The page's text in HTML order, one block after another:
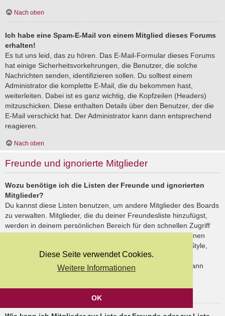
Diese Seite verwendet Cookies.
Weitere Informationen
OK
Nach oben
Ich habe eine Spam-E-Mail von einem Mitglied dieses Forums
erhalten!
Es tut uns leid, das zu hören. Das E-Mail-Formular dieses Forums
hat einige Sicherheitsvorkehrungen, die Benutzer, die solche
Nachrichten senden, identifizieren sollen. Du solltest einem
Administrator die komplette E-Mail, die du bekommen hast,
weiterleiten. Dabei ist es ganz wichtig, die Kopfzeilen (Headers)
mitzuschicken. Diese enthalten Details über den Benutzer, der die
E-Mail verschickt hat. Der Administrator kann dann entsprechend
reagieren.
Nach oben
Freunde und ignorierte Mitglieder
Wozu benötige ich die Listen der Freunde und ignorierten
Mitglieder?
Du kannst diese Listen benutzen, um andere Mitglieder des Boards
zu verwalten. Mitglieder, die du deiner Freundesliste hinzufügst,
werden in deinem persönlichen Bereich für den schnellen Zugriff
aufgelistet. Du siehst dort deren Onlinestatus und kannst ihnen
schnell eine Private Nachricht senden. Abhängig von dem Style,
den du verwendest, können Beiträge deiner Freunde auch
hervorgehoben sein. Wenn du einen Benutzer ignorierst, dann